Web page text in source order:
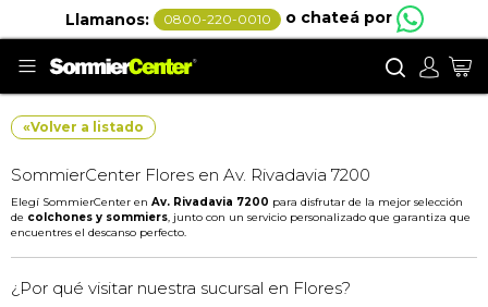
Llamanos: 0800-220-0010 o chateá por
Buscar
«Volver a listado
SommierCenter Flores en Av. Rivadavia 7200
Elegí SommierCenter en Av. Rivadavia 7200 para disfrutar de la mejor selección
de colchones y sommiers, junto con un servicio personalizado que garantiza que
encuentres el descanso perfecto.
¿Por qué visitar nuestra sucursal en Flores?